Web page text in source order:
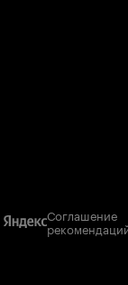
Соглашение